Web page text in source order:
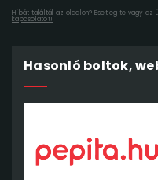
Hibát találtál az oldalon? Esetleg te vagy
kapcsolatot!
Hasonló boltok,